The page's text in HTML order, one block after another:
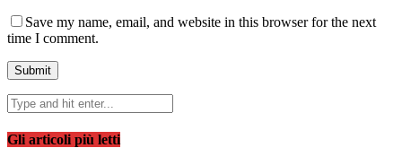
Save my name, email, and website in this browser for the next
time I comment.
Gli articoli più letti